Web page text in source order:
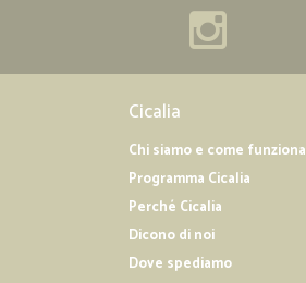
Cicalia
Chi siamo e come funziona
Programma Cicalia
Perché Cicalia
Dicono di noi
Dove spediamo